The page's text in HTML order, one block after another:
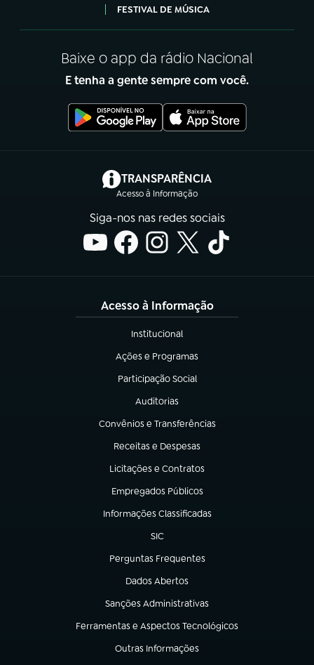
FESTIVAL DE MÚSICA
Baixe o app da rádio Nacional
E tenha a gente sempre com você.
TRANSPARÊNCIA
Acesso à Informação
(abre em nova aba)
Siga-nos nas redes sociais
Acesso à Informação
Institucional
(abre em nova aba)
Ações e Programas
(abre em nova aba)
Participação Social
(abre em nova aba)
Auditorias
(abre em nova aba)
Convênios e Transferências
(abre em nova aba)
Receitas e Despesas
(abre em nova aba)
Licitações e Contratos
(abre em nova aba)
Empregados Públicos
(abre em nova aba)
Informações Classificadas
(abre em nova aba)
SIC
(abre em nova aba)
Perguntas Frequentes
(abre em nova aba)
Dados Abertos
(abre em nova aba)
Sanções Administrativas
(abre em nova aba)
Ferramentas e Aspectos Tecnológicos
(abre em nova aba)
Outras Informações
(abre em nova aba)